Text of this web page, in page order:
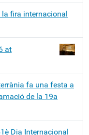
fira internacional
at
fa una festa a
de la 19a
Dia Internacional